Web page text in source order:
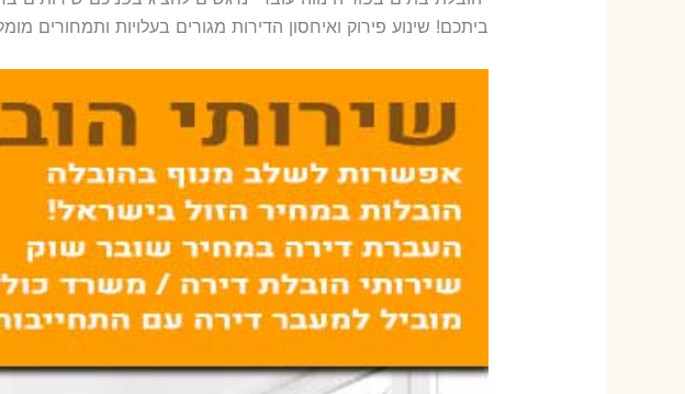
ביתכם! שינוע פירוק ואיחסון הדירות מגורים בעלויות ותמחורים